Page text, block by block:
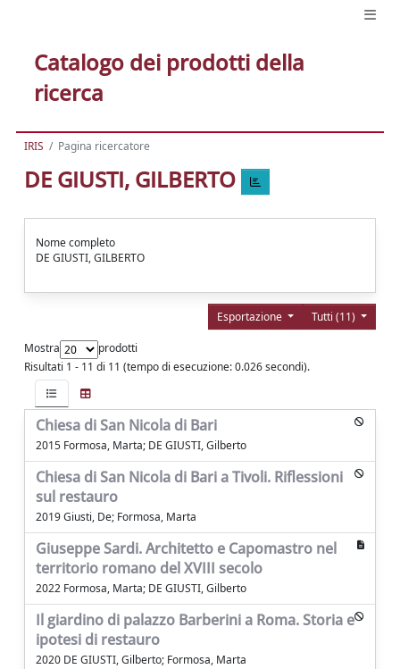
Catalogo dei prodotti della
ricerca
IRIS Pagina ricercatore
DE GIUSTI, GILBERTO
Nome completo
DE GIUSTI, GILBERTO
Tutti (11)
Esportazione
Mostra
prodotti
Risultati 1 - 11 di 11 (tempo di esecuzione: 0.026 secondi).
Chiesa di San Nicola di Bari
2015 Formosa, Marta; DE GIUSTI, Gilberto
Chiesa di San Nicola di Bari a Tivoli. Riflessioni
sul restauro
2019 Giusti, De; Formosa, Marta
Giuseppe Sardi. Architetto e Capomastro nel
territorio romano del XVIII secolo
2022 Formosa, Marta; DE GIUSTI, Gilberto
Il giardino di palazzo Barberini a Roma. Storia e
ipotesi di restauro
2020 DE GIUSTI, Gilberto; Formosa, Marta